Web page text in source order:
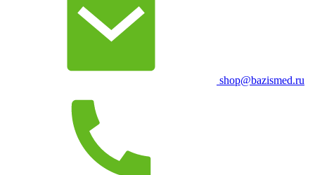
shop@bazismed.ru